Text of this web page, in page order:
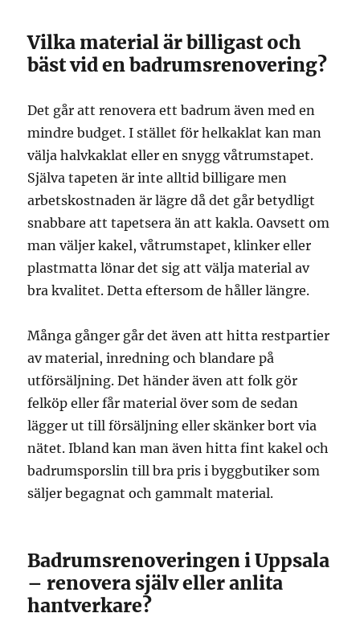
Vilka material är billigast och
bäst vid en badrumsrenovering?
Det går att renovera ett badrum även med en
mindre budget. I stället för helkaklat kan man
välja halvkaklat eller en snygg våtrumstapet.
Själva tapeten är inte alltid billigare men
arbetskostnaden är lägre då det går betydligt
snabbare att tapetsera än att kakla. Oavsett om
man väljer kakel, våtrumstapet, klinker eller
plastmatta lönar det sig att välja material av
bra kvalitet. Detta eftersom de håller längre.
Många gånger går det även att hitta restpartier
av material, inredning och blandare på
utförsäljning. Det händer även att folk gör
felköp eller får material över som de sedan
lägger ut till försäljning eller skänker bort via
nätet. Ibland kan man även hitta fint kakel och
badrumsporslin till bra pris i byggbutiker som
säljer begagnat och gammalt material.
Badrumsrenoveringen i Uppsala
– renovera själv eller anlita
hantverkare?